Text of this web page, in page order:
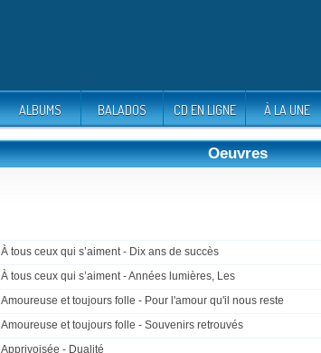
ALBUMS BALADOS CD EN LIGNE À LA UNE
Oeuvres
À tous ceux qui s’aiment - Dix ans de succès
À tous ceux qui s’aiment - Années lumières, Les
Amoureuse et toujours folle - Pour l'amour qu'il nous reste
Amoureuse et toujours folle - Souvenirs retrouvés
Apprivoisée - Dualité